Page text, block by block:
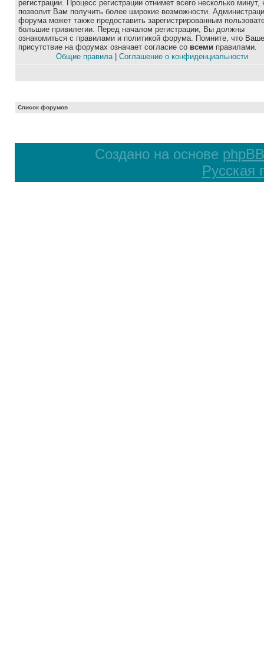
регистрации. Процесс регистрации отнимет всего несколько минут,
позволит Вам получить более широкие возможности.
форума может также предоставить зарегистрированным
большие привилегии. Перед началом регистрации, Вы должны
ознакомиться с правилами и политикой форума. Помните, что Ваше
присутствие на форумах означает согласие со всеми правилами.
Общие правила| Соглашение о конфиденциальности
Список форумов
Создано на основе phpBB
Русская